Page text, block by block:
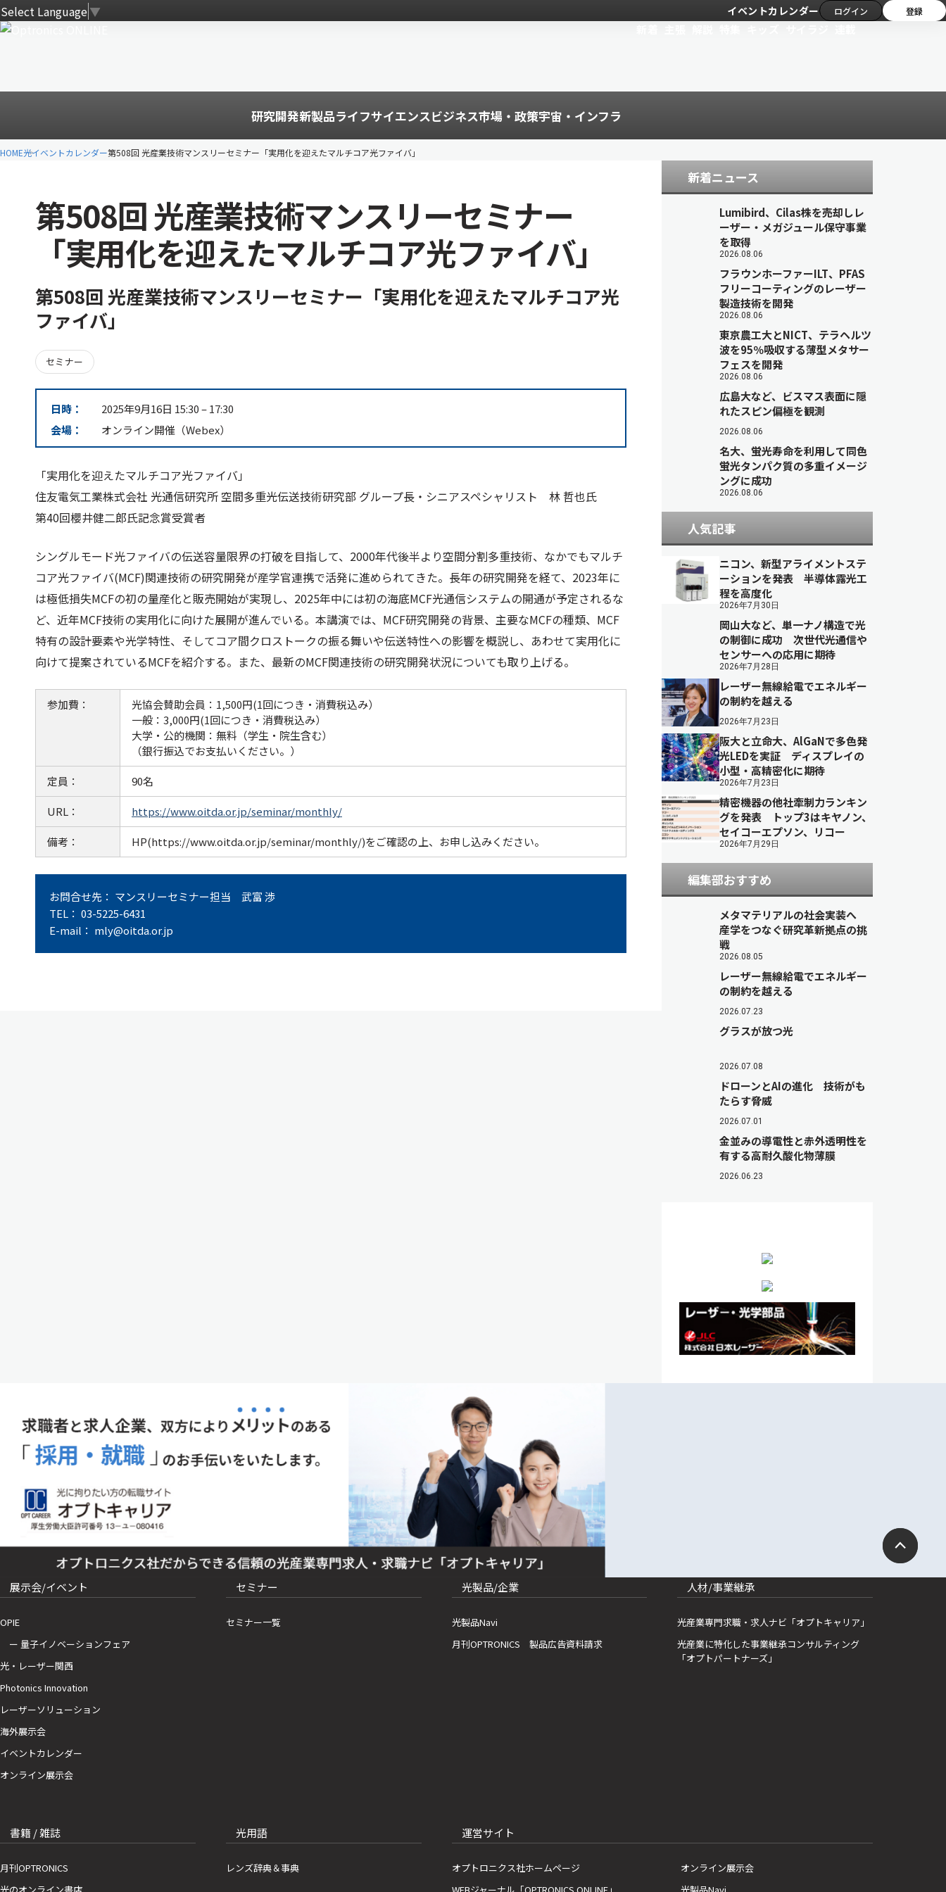
Select Language▼ イベントカレンダー ログイン 登録
研究開発新製品ライフサイエンスビジネス市場・政策宇宙・インフラ
HOME光イベントカレンダー第508回 光産業技術マンスリーセミナー「実用化を迎えたマルチコア光ファイバ」
第508回 光産業技術マンスリーセミナー
「実用化を迎えたマルチコア光ファイバ」
第508回 光産業技術マンスリーセミナー「実用化を迎えたマルチコア光
ファイバ」
セミナー
日時： 2025年9月16日 15:30–17:30
会場：
オンライン開催（Webex）
「実用化を迎えたマルチコア光ファイバ」
住友電気工業株式会社 光通信研究所 空間多重光伝送技術研究部 グループ長・シニアスペシャリスト 林 哲也氏
第40回櫻井健二郎氏記念賞受賞者
シングルモード光ファイバの伝送容量限界の打破を目指して、2000年代後半より空間分割多重技術、なかでもマルチ
コア光ファイバ(MCF)関連技術の研究開発が産学官連携で活発に進められてきた。長年の研究開発を経て、2023年に
は極低損失MCFの初の量産化と販売開始が実現し、2025年中には初の海底MCF光通信システムの開通が予定されるな
ど、近年MCF技術の実用化に向けた展開が進んでいる。本講演では、MCF研究開発の背景、主要なMCFの種類、MCF
特有の設計要素や光学特性、そしてコア間クロストークの振る舞いや伝送特性への影響を概説し、あわせて実用化に
向けて提案されているMCFを紹介する。また、最新のMCF関連技術の研究開発状況についても取り上げる。
参加費：
光協会賛助会員：1,500円(1回につき・消費税込み）
一般：3,000円(1回につき・消費税込み）
大学・公的機関：無料（学生・院生含む）
（銀行振込でお支払いください。）
定員： 90名
URL： https://www.oitda.or.jp/seminar/monthly/
備考： HP(https://www.oitda.or.jp/seminar/monthly/)をご確認の上、お申し込みください。
お問合せ先： マンスリーセミナー担当 武富 渉
TEL： 03-5225-6431
E-mail： mly@oitda.or.jp
新着ニュース
Lumibird、Cilas株を売却しレ
ーザー・メガジュール保守事業
を取得
2026.08.06
フラウンホーファーILT、PFAS
フリーコーティングのレーザー
製造技術を開発
2026.08.06
東京農工大とNICT、テラヘルツ
波を95％吸収する薄型メタサー
フェスを開発
2026.08.06
広島大など、ビスマス表面に隠
れたスピン偏極を観測
2026.08.06
名大、蛍光寿命を利用して同色
蛍光タンパク質の多重イメージ
ングに成功
2026.08.06
人気記事
ニコン、新型アライメントステ
ーションを発表 半導体露光工
程を高度化
2026年7月30日
岡山大など、単一ナノ構造で光
の制御に成功 次世代光通信や
センサーへの応用に期待
2026年7月28日
レーザー無線給電でエネルギー
の制約を越える
2026年7月23日
阪大と立命大、AlGaNで多色発
光LEDを実証 ディスプレイの
小型・高精密化に期待
2026年7月23日
精密機器の他社牽制力ランキン
グを発表 トップ3はキヤノン、
セイコーエプソン、リコー
2026年7月29日
編集部おすすめ
メタマテリアルの社会実装へ
産学をつなぐ研究革新拠点の挑
戦
2026.08.05
レーザー無線給電でエネルギー
の制約を越える
2026.07.23
グラスが放つ光
2026.07.08
ドローンとAIの進化 技術がも
たらす脅威
2026.07.01
金並みの導電性と赤外透明性を
有する高耐久酸化物薄膜
2026.06.23
展示会/イベント
OPIE
ー 量子イノベーションフェア
光・レーザー関西
Photonics Innovation
レーザーソリューション
海外展示会
イベントカレンダー
オンライン展示会
セミナー
セミナー一覧
光製品/企業
光製品Navi
月刊OPTRONICS 製品広告資料請求
人材/事業継承
光産業専門求職・求人ナビ「オプトキャリア」
光産業に特化した事業継承コンサルティング
「オプトパートナーズ」
書籍 / 雑誌
月刊OPTRONICS
光のオンライン書店
光用語
レンズ辞典＆事典
運営サイト
オプトロニクス社ホームページ
WEBジャーナル「OPTRONICS ONLINE」
オンライン展示会
光製品Navi